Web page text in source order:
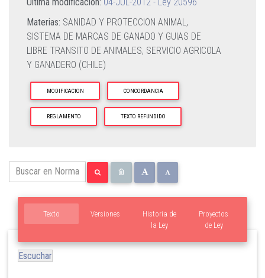
Materias: SANIDAD Y PROTECCION ANIMAL,
SISTEMA DE MARCAS DE GANADO Y GUIAS DE
LIBRE TRANSITO DE ANIMALES, SERVICIO AGRICOLA
Y GANADERO (CHILE)
MODIFICACION CONCORDANCIA
REGLAMENTO TEXTO REFUNDIDO
Texto Versiones
Historia de
la Ley
Proyectos
de Ley
Escuchar